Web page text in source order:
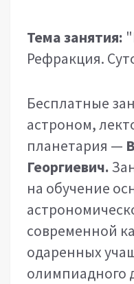
Тема занятия:
Рефракция.
Бесплатные
астроном,
планетария —
Георгиевич.
на обучение
современной
одаренных
олимпиадного